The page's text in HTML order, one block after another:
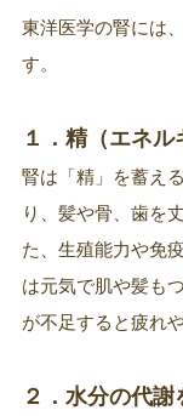
東洋医学の腎には
す。
１．精（エネ
腎は「精」を蓄え
り、髪や骨、歯を
た、生殖能力や免
は元気で肌や髪も
が不足すると疲れ
２．水分の代謝